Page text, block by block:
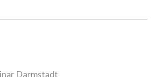
Darmstadt